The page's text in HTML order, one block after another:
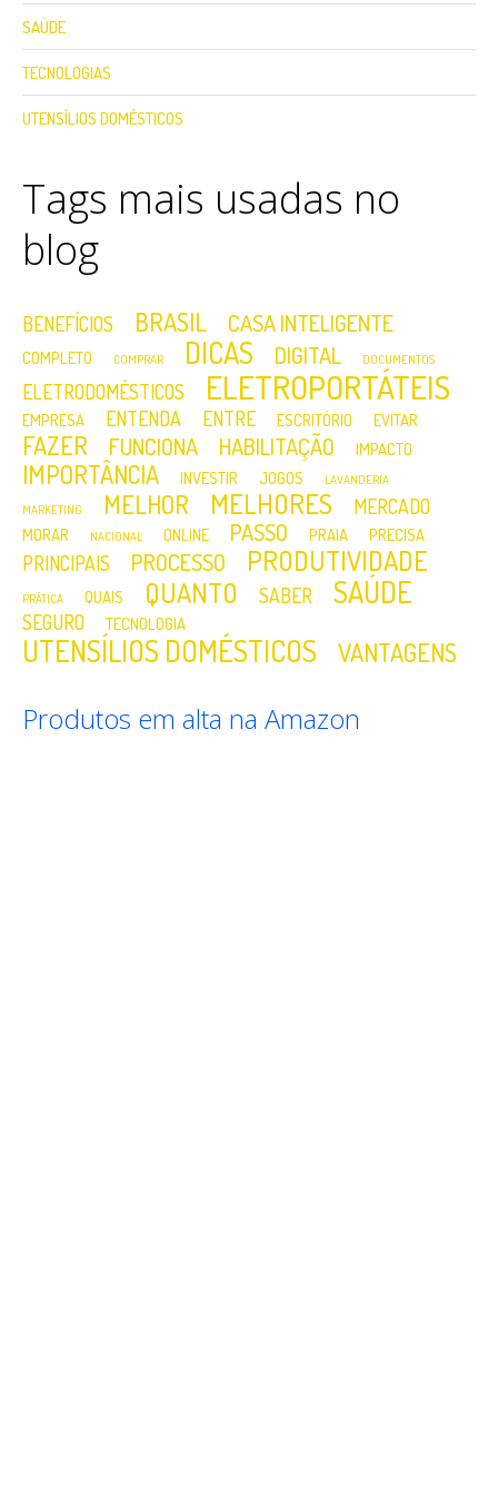
SAÚDE
TECNOLOGIAS
UTENSÍLIOS DOMÉSTICOS
Tags mais usadas no
blog
BENEFÍCIOS BRASIL CASA INTELIGENTE
COMPLETO COMPRAR DICAS DIGITAL DOCUMENTOS
ELETRODOMÉSTICOS ELETROPORTÁTEIS
EMPRESA ENTENDA ENTRE ESCRITÓRIO EVITAR
FAZER FUNCIONA HABILITAÇÃO IMPACTO
IMPORTÂNCIA INVESTIR JOGOS
LAVANDERIA
MARKETING
MELHOR MELHORES MERCADO
MORAR NACIONAL ONLINE PASSO PRAIA PRECISA
PRINCIPAIS PROCESSO PRODUTIVIDADE
PRÁTICA QUAIS QUANTO SABER SAÚDE
SEGURO TECNOLOGIA
UTENSÍLIOS DOMÉSTICOS VANTAGENS
Produtos em alta na Amazon